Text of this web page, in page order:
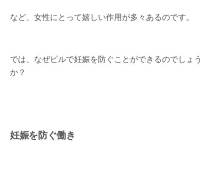
など、女性にとって嬉しい作用が多々あるのです。
では、なぜピルで妊娠を防ぐことができるのでしょう
か？
妊娠を防ぐ働き